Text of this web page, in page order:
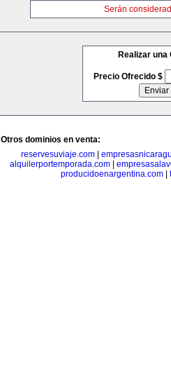
Serán
Realizar una
Precio Ofrecido $
Otros dominios en venta:
reservesuviaje.com|
alquilerportemporada.com
producidoenargentina.com